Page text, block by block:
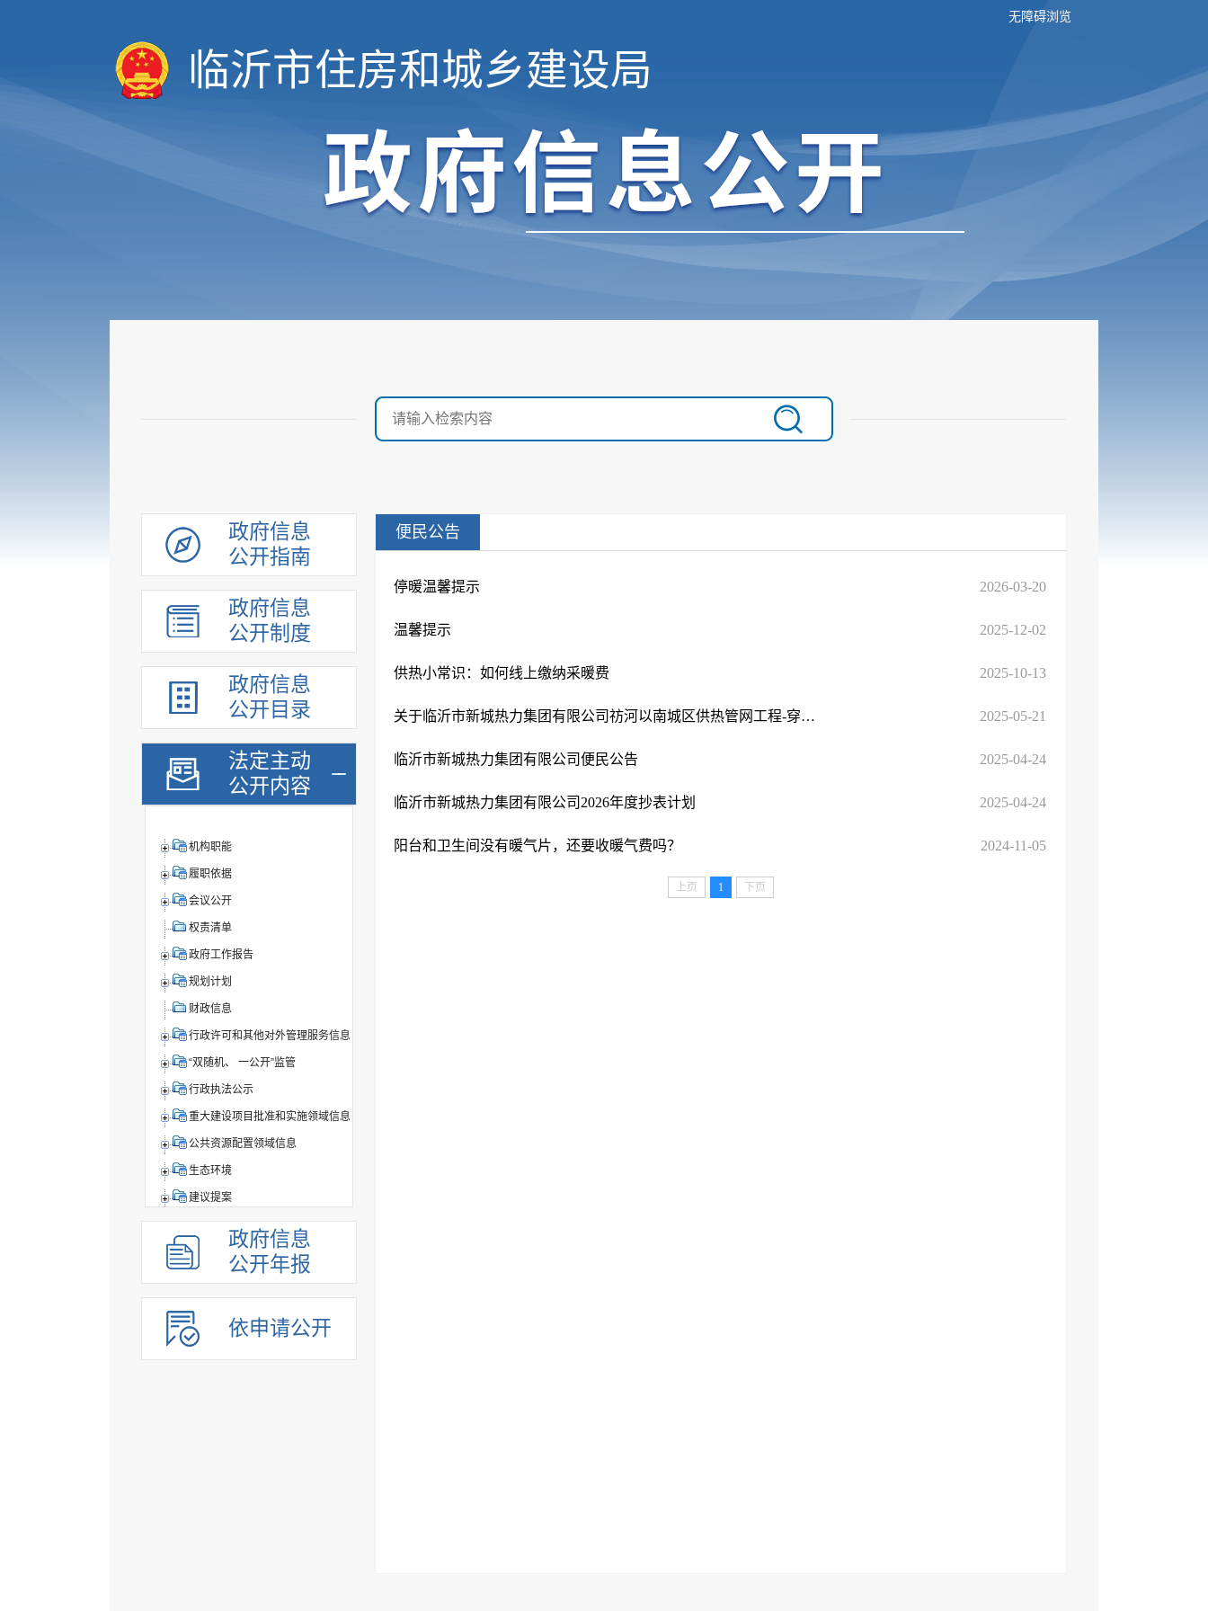
无障碍浏览
临沂市住房和城乡建设局
政府信息
公开指南
政府信息
公开制度
政府信息
公开目录
法定主动
公开内容
机构职能
履职依据
会议公开
权责清单
政府工作报告
规划计划
财政信息
行政许可和其他对外管理服务信息
“双随机、 一公开”监管
行政执法公示
重大建设项目批准和实施领域信息
公共资源配置领域信息
生态环境
建议提案
组织管理
应急管理
重点领域
法制政府建设工作年报
政府信息
公开年报
依申请公开
便民公告
停暖温馨提示 2026-03-20
温馨提示 2025-12-02
供热小常识：如何线上缴纳采暖费 2025-10-13
关于临沂市新城热力集团有限公司祊河以南城区供热管网工程-穿越柳青河、... 2025-05-21
临沂市新城热力集团有限公司便民公告 2025-04-24
临沂市新城热力集团有限公司2026年度抄表计划 2025-04-24
阳台和卫生间没有暖气片，还要收暖气费吗？ 2024-11-05
上页 1 下页